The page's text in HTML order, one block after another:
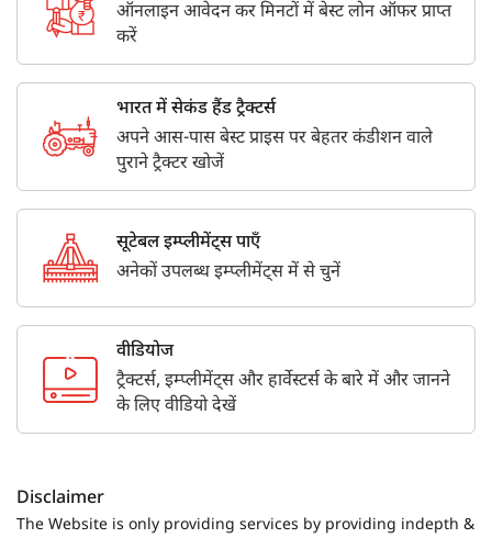
ऑनलाइन आवेदन कर मिनटों में बेस्ट लोन ऑफर प्राप्त
करें
भारत में सेकंड हैंड ट्रैक्टर्स
अपने आस-पास बेस्ट प्राइस पर बेहतर कंडीशन वाले
पुराने ट्रैक्टर खोजें
सूटेबल इम्प्लीमेंट्स पाएँ
अनेकों उपलब्ध इम्प्लीमेंट्स में से चुनें
वीडियोज
ट्रैक्टर्स, इम्प्लीमेंट्स और हार्वेस्टर्स के बारे में और जानने
के लिए वीडियो देखें
Disclaimer
The Website is only providing services by providing indepth &